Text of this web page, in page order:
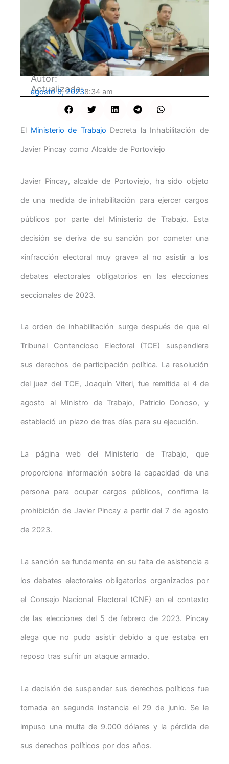
Autor:
Actualizada:
agosto 8, 20238:34 am
El Ministerio de Trabajo Decreta la Inhabilitación de
Javier Pincay como Alcalde de Portoviejo
Javier Pincay, alcalde de Portoviejo, ha sido objeto
de una medida de inhabilitación para ejercer cargos
públicos por parte del Ministerio de Trabajo. Esta
decisión se deriva de su sanción por cometer una
«infracción electoral muy grave» al no asistir a los
debates electorales obligatorios en las elecciones
seccionales de 2023.
La orden de inhabilitación surge después de que el
Tribunal Contencioso Electoral (TCE) suspendiera
sus derechos de participación política. La resolución
del juez del TCE, Joaquín Viteri, fue remitida el 4 de
agosto al Ministro de Trabajo, Patricio Donoso, y
estableció un plazo de tres días para su ejecución.
La página web del Ministerio de Trabajo, que
proporciona información sobre la capacidad de una
persona para ocupar cargos públicos, confirma la
prohibición de Javier Pincay a partir del 7 de agosto
de 2023.
La sanción se fundamenta en su falta de asistencia a
los debates electorales obligatorios organizados por
el Consejo Nacional Electoral (CNE) en el contexto
de las elecciones del 5 de febrero de 2023. Pincay
alega que no pudo asistir debido a que estaba en
reposo tras sufrir un ataque armado.
La decisión de suspender sus derechos políticos fue
tomada en segunda instancia el 29 de junio. Se le
impuso una multa de 9.000 dólares y la pérdida de
sus derechos políticos por dos años.